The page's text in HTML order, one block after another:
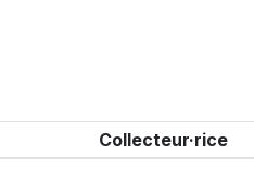
Collecteur·rice